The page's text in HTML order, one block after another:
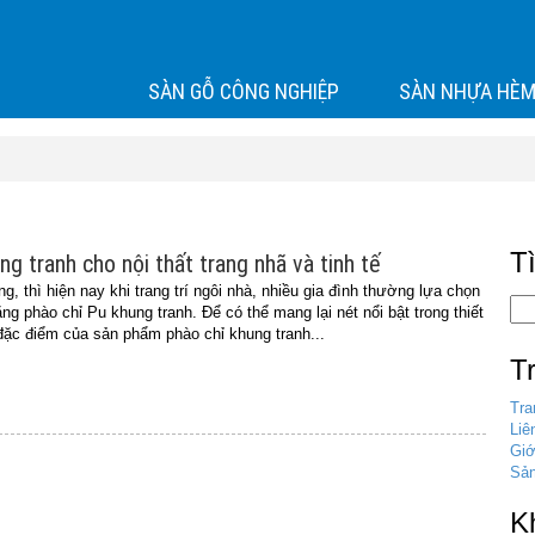
SÀN GỖ CÔNG NGHIỆP SÀN NHỰA
tranh cho nội thất trang nhã và tinh tế
thì hiện nay khi trang trí ngôi nhà, nhiều gia đình thường lựa chọn
phào chỉ Pu khung tranh. Để có thể mang lại nét nổi bật trong thiết
điểm của sản phẩm phào chỉ khung tranh...